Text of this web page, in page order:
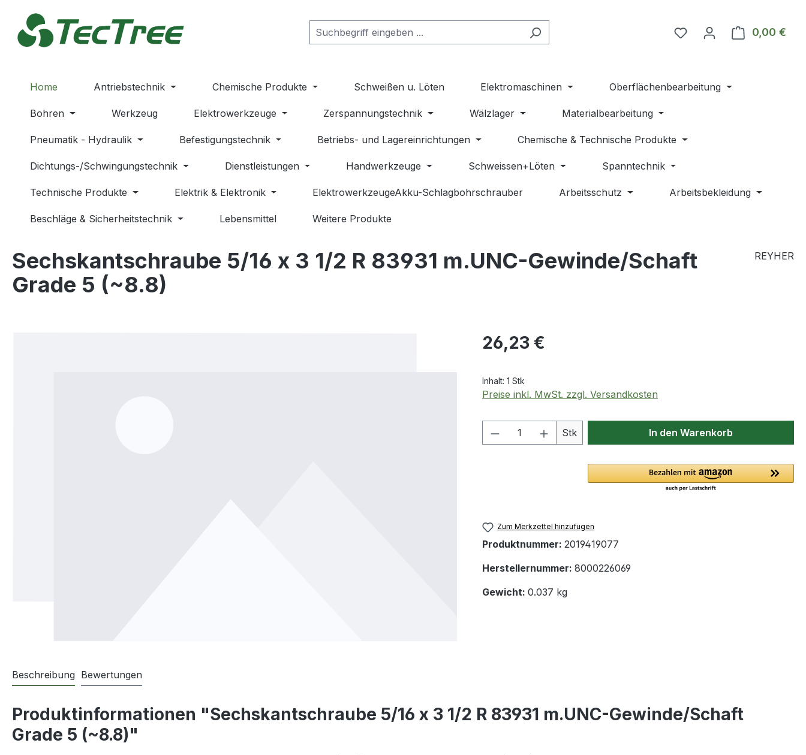
Hauptinhalt springen
Zur Suche springen
Zur Hauptnavigation springen
Du hast 0 Produkte auf
0,00 €
Home Antriebstechnik Chemische Produkte Schweißen u. Löten Elektromaschinen Oberflächenbearbeitung
Bohren Werkzeug Elektrowerkzeuge Zerspannungstechnik Wälzlager Materialbearbeitung
Pneumatik - Hydraulik Befestigungstechnik Betriebs- und Lagereinrichtungen Chemische & Technische Produkte
Dichtungs-/Schwingungstechnik Dienstleistungen Handwerkzeuge Schweissen+Löten Spanntechnik
Technische Produkte Elektrik & Elektronik ElektrowerkzeugeAkku-Schlagbohrschrauber Arbeitsschutz Arbeitsbekleidung
Beschläge & Sicherheitstechnik Lebensmittel Weitere Produkte
Sechskantschraube 5/16 x 3 1/2 R 83931 m.UNC-Gewinde/Schaft
Grade 5 (~8.8)
REYHER
Regulärer Preis:
26,23 €
Inhalt: 1 Stk
Preise inkl. MwSt. zzgl. Versandkosten
Produkt Anzahl: Gib den gewünschten Wert
Stk In den Warenkorb
Zum Merkzettel hinzufügen
Produktnummer: 2019419077
Herstellernummer: 8000226069
Gewicht: 0.037 kg
Beschreibung Bewertungen
Produktinformationen "Sechskantschraube 5/16 x 3 1/2 R 83931 m.UNC-Gewinde/Schaft
Grade 5 (~8.8)"